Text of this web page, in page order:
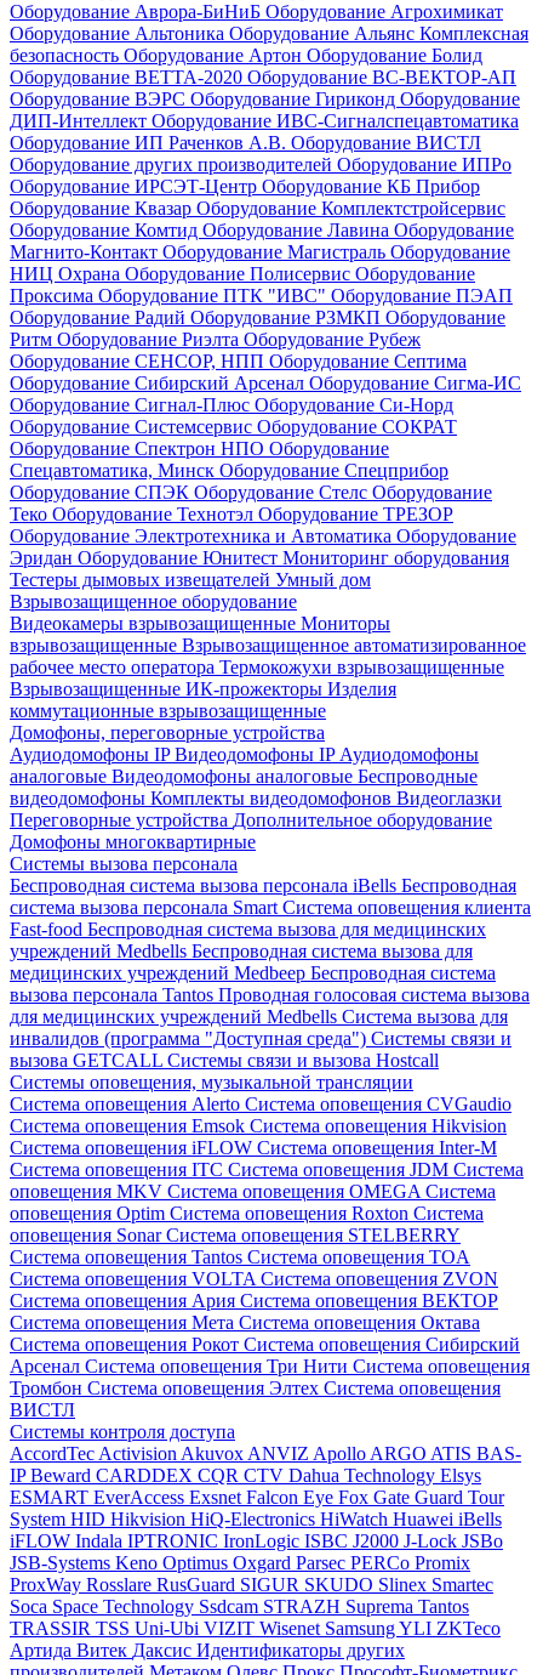
Оборудование Аврора-БиНиБ Оборудование Агрохимикат
Оборудование Альтоника Оборудование Альянс Комплексная
безопасность Оборудование Артон Оборудование Болид
Оборудование ВЕТТА-2020 Оборудование ВС-ВЕКТОР-АП
Оборудование ВЭРС Оборудование Гириконд Оборудование
ДИП-Интеллект Оборудование ИВС-Сигналспецавтоматика
Оборудование ИП Раченков А.В. Оборудование ВИСТЛ
Оборудование других производителей Оборудование ИПРо
Оборудование ИРСЭТ-Центр Оборудование КБ Прибор
Оборудование Квазар Оборудование Комплектстройсервис
Оборудование Комтид Оборудование Лавина Оборудование
Магнито-Контакт Оборудование Магистраль Оборудование
НИЦ Охрана Оборудование Полисервис Оборудование
Проксима Оборудование ПТК "ИВС" Оборудование ПЭАП
Оборудование Радий Оборудование РЗМКП Оборудование
Ритм Оборудование Риэлта Оборудование Рубеж
Оборудование СЕНСОР, НПП Оборудование Септима
Оборудование Сибирский Арсенал Оборудование Сигма-ИС
Оборудование Сигнал-Плюс Оборудование Си-Норд
Оборудование Системсервис Оборудование СОКРАТ
Оборудование Спектрон НПО Оборудование
Спецавтоматика, Минск Оборудование Спецприбор
Оборудование СПЭК Оборудование Стелс Оборудование
Теко Оборудование Технотэл Оборудование ТРЕЗОР
Оборудование Электротехника и Автоматика Оборудование
Эридан Оборудование Юнитест Мониторинг оборудования
Тестеры дымовых извещателей Умный дом
Взрывозащищенное оборудование
Видеокамеры взрывозащищенные Мониторы
взрывозащищенные Взрывозащищенное автоматизированное
рабочее место оператора Термокожухи взрывозащищенные
Взрывозащищенные ИК-прожекторы Изделия
коммутационные взрывозащищенные
Домофоны, переговорные устройства
Аудиодомофоны IPВидеодомофоны IP Аудиодомофоны
аналоговые Видеодомофоны аналоговые Беспроводные
видеодомофоны Комплекты видеодомофонов Видеоглазки
Переговорные устройства Дополнительное оборудование
Домофоны многоквартирные
Системы вызова персонала
Беспроводная система вызова персонала iBells Беспроводная
система вызова персонала Smart Система оповещения клиента
Fast-food Беспроводная система вызова для медицинских
учреждений Medbells Беспроводная система вызова для
медицинских учреждений Medbeep Беспроводная система
вызова персонала Tantos Проводная голосовая система вызова
для медицинских учреждений Medbells Система вызова для
инвалидов (программа "Доступная среда") Системы связи и
вызова GETCALL Системы связи и вызова Hostcall
Системы оповещения, музыкальной трансляции
Система оповещения Alerto Система оповещения CVGaudio
Система оповещения Emsok Система оповещения Hikvision
Система оповещения iFLOW Система оповещения Inter-M
Система оповещения ITC Система оповещения JDM Система
оповещения MKV Система оповещения OMEGA Система
оповещения Optim Система оповещения Roxton Система
оповещения SonarСистема оповещения STELBERRY
Система оповещения Tantos Система оповещения TOA
Система оповещения VOLTA Система оповещения ZVON
Система оповещения Ария Система оповещения ВЕКТОР
Система оповещения Мета Система оповещения Октава
Система оповещения Рокот Система оповещения Сибирский
Арсенал Система оповещения Три Нити Система оповещения
Тромбон Система оповещения Элтех Система оповещения
ВИСТЛ
Системы контроля доступа
AccordTec Activision Akuvox ANVIZ Apollo ARGO ATIS BAS-
IPBeward CARDDEX CQR CTV Dahua Technology Elsys
ESMART EverAccess Exsnet Falcon Eye Fox Gate Guard Tour
System HID Hikvision HiQ-Electronics HiWatch Huawei iBells
iFLOW Indala IPTRONIC IronLogic ISBC J2000 J-Lock JSBo
JSB-Systems Keno Optimus Oxgard Parsec PERCo Promix
ProxWay Rosslare RusGuard SIGUR SKUDO Slinex Smartec
Soca Space Technology Ssdcam STRAZH Suprema Tantos
TRASSIR TSS Uni-Ubi VIZIT Wisenet SamsungYLI ZKTeco
Артида Витек Даксис Идентификаторы других